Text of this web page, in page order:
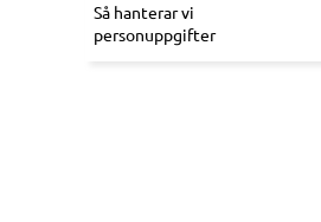
Så hanterar vi
personuppgifter